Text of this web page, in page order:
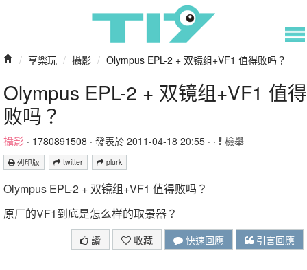
/ 享樂玩 / 攝影 / Olympus EPL-2 + 双镜组+VF1 值得败吗？
Olympus EPL-2 + 双镜组+VF1 值得
败吗？
攝影 · 1780891508 · 發表於 2011-04-18 20:55 · · 檢舉
列印版 twitter plurk
Olympus EPL-2 + 双镜组+VF1 值得败吗？
原厂的VF1到底是怎么样的取景器？
讚 收藏 快速回應 引言回應